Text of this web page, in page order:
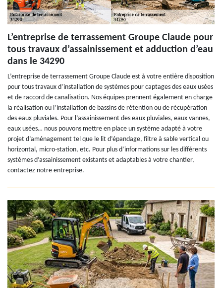
L’entreprise de terrassement Groupe Claude pour
tous travaux d’assainissement et adduction d’eau
dans le 34290
L’entreprise de terrassement Groupe Claude est à votre entière disposition
pour tous travaux d’installation de systèmes pour captages des eaux usées
et de raccord de canalisation. Nos équipes prennent également en charge
la réalisation ou l’installation de bassins de rétention ou de récupération
des eaux pluviales. Pour l’assainissement des eaux pluviales, eaux vannes,
eaux usées… nous pouvons mettre en place un système adapté à votre
projet d’aménagement tel que le lit d’épandage, filtre à sable vertical ou
horizontal, micro-station, etc. Pour plus d’informations sur les différents
systèmes d’assainissement existants et adaptables à votre chantier,
contactez notre entreprise.